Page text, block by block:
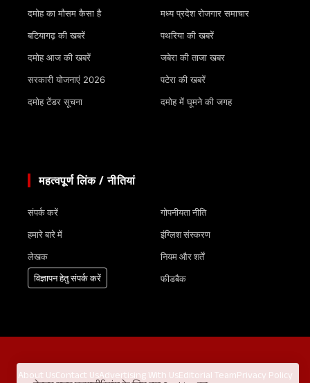
दमोह का मौसम कैसा है
बटियागढ़ की खबरें
दमोह आज की खबरें
सरकारी योजनाएं 2026
दमोह टेंडर सूचना
मध्य प्रदेश रोजगार समाचार
पथरिया की खबरें
जबेरा की ताजा खबर
पटेरा की खबरें
दमोह में घूमने की जगह
महत्वपूर्ण लिंक / नीतियां
संपर्क करें
हमारे बारे में
लेखक
विज्ञापन हेतु संपर्क करें
गोपनीयता नीति
इंग्लिश संस्करण
नियम और शर्तें
फीडबैक
About UsContact UsAdvertising With UsEditorial TeamPrivacy Policy